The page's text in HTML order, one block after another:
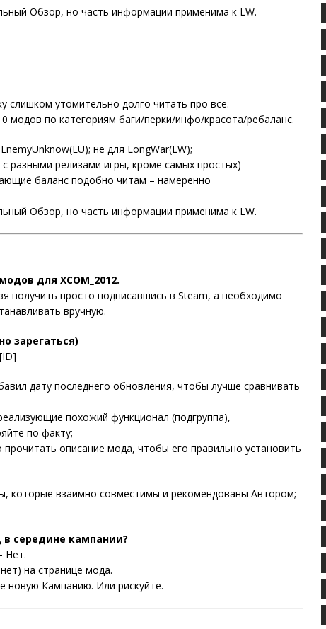
Обзор, но часть информации применима к LW.
слишком утомительно долго читать про все.
модов по категориям баги/перки/инфо/красота/ребаланс.
не для LongWar(LW);
разными релизами игры, кроме самых простых)
баланс подобно читам – намеренно
Обзор, но часть информации применима к LW.
для XCOM_2012.
получить просто подписавшись в Steam, а необходимо
вручную.
зарегаться)
дату последнего обновления, чтобы лучше сравнивать
похожий функционал (подгруппа),
по факту;
описание мода, чтобы его правильно установить
которые взаимно совместимы и рекомендованы Автором;
середине кампании?
Нет.
на странице мода.
новую Кампанию. Или рискуйте.